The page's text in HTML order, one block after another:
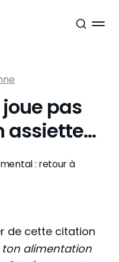
pas
assiette…
mental : retour à
de cette citation
ton alimentation